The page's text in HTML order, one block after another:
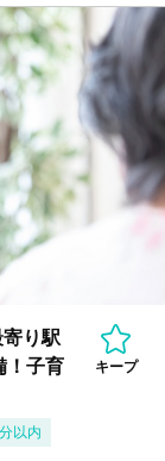
り駅
！子育
キープ
以内